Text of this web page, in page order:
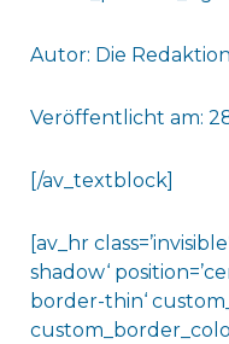
Autor: Die Redaktion
Veröffentlicht am:
[/av_textblock]
[av_hr
shadow‘
border-thin‘